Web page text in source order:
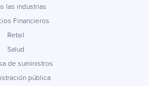
las industrias
Financieros
Retail
Salud
de suministros
pública